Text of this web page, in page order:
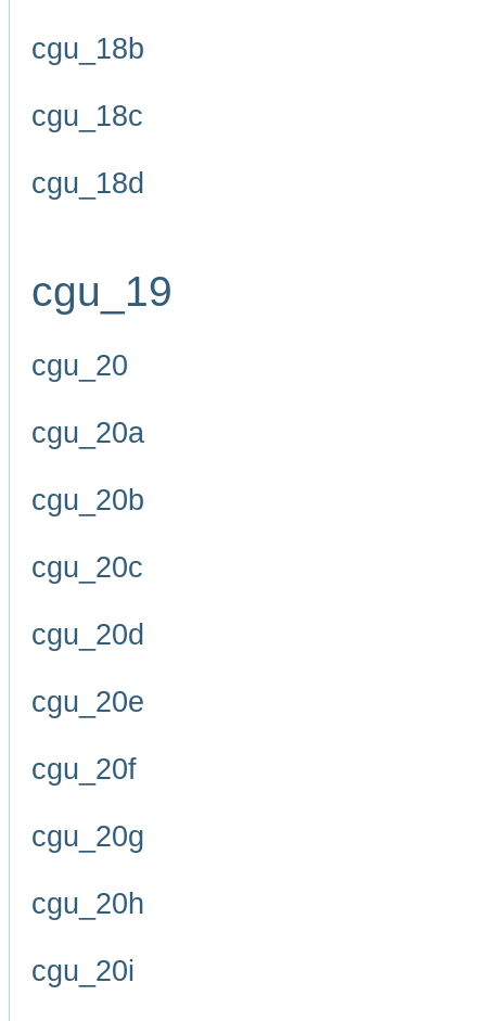
cgu_18b
cgu_18c
cgu_18d
cgu_19
cgu_20
cgu_20a
cgu_20b
cgu_20c
cgu_20d
cgu_20e
cgu_20f
cgu_20g
cgu_20h
cgu_20i